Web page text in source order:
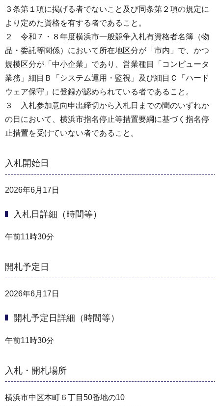
３条第１項に掲げる者でないこと及び同条第２項の規定に
より定めた資格を有する者であること。
２ 令和７・８年度横浜市一般競争入札有資格者名簿（物
品・委託等関係）において所在地区分が「市内」で、かつ
規模区分が「中小企業」であり、営業種目「コンピュータ
業務」細目Ｂ「システム運用・監視」及び細目Ｃ「ハード
ウェア保守」に登録が認められている者であること。
３ 入札参加意向申出締切から入札日までの間のいずれか
の日において、横浜市指名停止等措置要綱に基づく指名停
止措置を受けていない者であること。
入札開始日
2026年6月17日
入札日詳細（時間等）
午前11時30分
開札予定日
2026年6月17日
開札予定日詳細（時間等）
午前11時30分
入札・開札場所
横浜市中区本町６丁目50番地の10